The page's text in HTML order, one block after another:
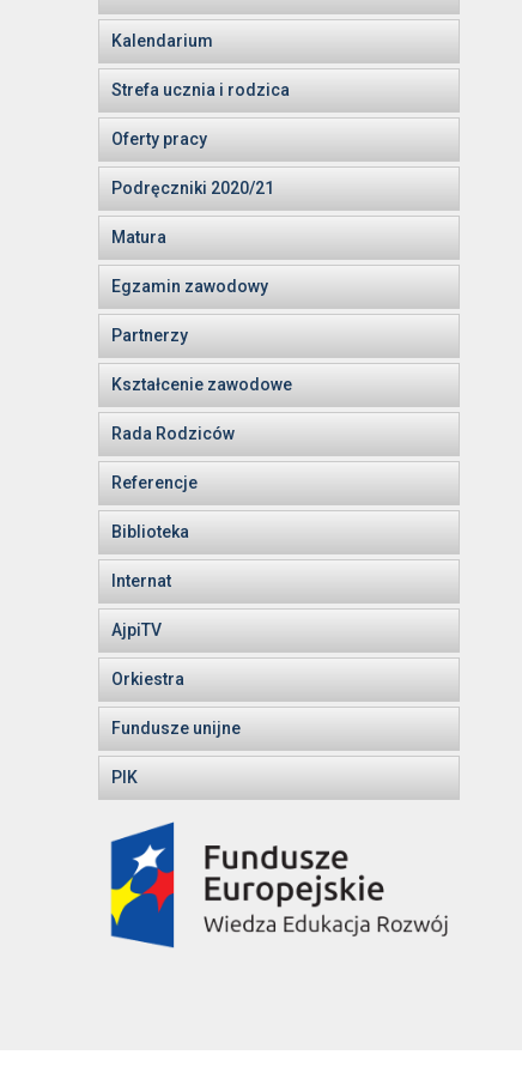
Kalendarium
Strefa ucznia i rodzica
Oferty pracy
Podręczniki 2020/21
Matura
Egzamin zawodowy
Partnerzy
Kształcenie zawodowe
Rada Rodziców
Referencje
Biblioteka
Internat
AjpiTV
Orkiestra
Fundusze unijne
PIK